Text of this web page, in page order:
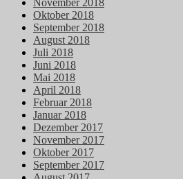
Oktober 2018
September 2018
August 2018
Juli 2018
Juni 2018
Mai 2018
April 2018
Februar 2018
Januar 2018
Dezember 2017
November 2017
Oktober 2017
September 2017